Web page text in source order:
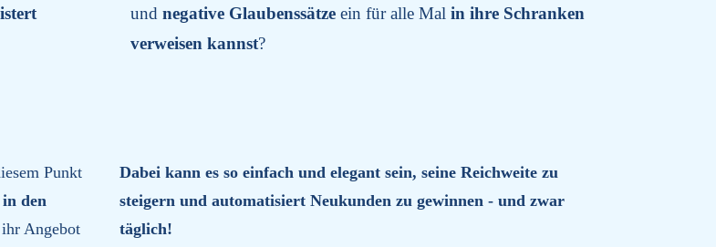
und negative Glaubenssätze ein für alle Mal in ihre Schranken
verweisen kannst?
Punkt
den
Angebot
Dabei kann es so einfach und elegant sein, seine Reichweite zu
steigern und automatisiert Neukunden zu gewinnen- und zwar
täglich!